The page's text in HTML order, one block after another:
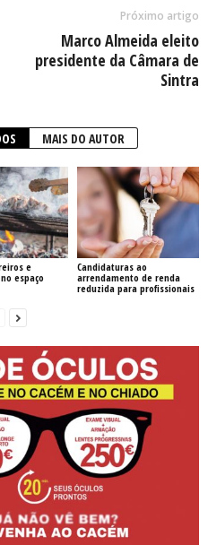
Próximo artigo
Marco Almeida eleito
presidente da Câmara de
Sintra
MAIS DO AUTOR
e
espaço
Candidaturas ao
arrendamento de renda
reduzida para profissionais